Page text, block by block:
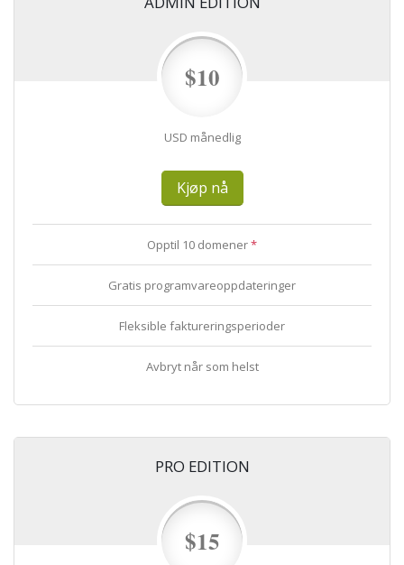
$10
USD månedlig
Kjøp nå
Opptil 10 domener*
Gratis programvareoppdateringer
Fleksible faktureringsperioder
Avbryt når som helst
PRO EDITION
$15